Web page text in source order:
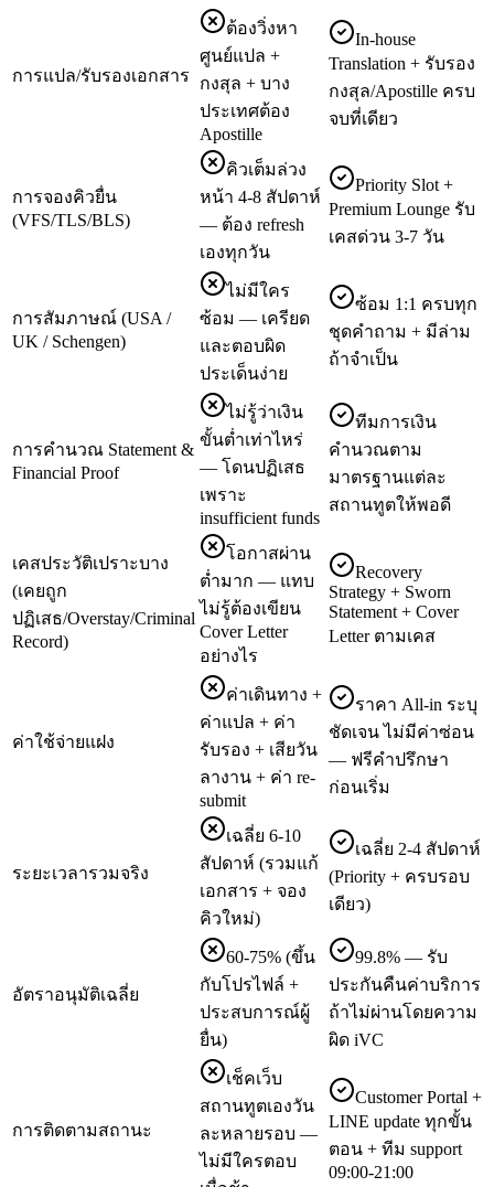
การแปล/รับรองเอกสาร
ต้องวิ่งหา
ศูนย์แปล +
กงสุล + บาง
ประเทศต้อง
Apostille
In-house
Translation + รับรอง
กงสุล/Apostille ครบ
จบที่เดียว
การจองคิวยื่น
(VFS/TLS/BLS)
คิวเต็มล่วง
หน้า 4-8 สัปดาห์
— ต้อง refresh
เองทุกวัน
Priority Slot +
Premium Lounge รับ
เคสด่วน 3-7 วัน
การสัมภาษณ์ (USA /
UK / Schengen)
ไม่มีใคร
ซ้อม — เครียด
และตอบผิด
ประเด็นง่าย
ซ้อม 1:1 ครบทุก
ชุดคำถาม + มีล่าม
ถ้าจำเป็น
การคำนวณ Statement &
Financial Proof
ไม่รู้ว่าเงิน
ขั้นต่ำเท่าไหร่
— โดนปฏิเสธ
เพราะ
insufficient funds
ทีมการเงิน
คำนวณตาม
มาตรฐานแต่ละ
สถานทูตให้พอดี
เคสประวัติเปราะบาง
(เคยถูก
ปฏิเสธ/Overstay/Criminal
Record)
โอกาสผ่าน
ต่ำมาก — แทบ
ไม่รู้ต้องเขียน
Cover Letter
อย่างไร
Recovery
Strategy + Sworn
Statement + Cover
Letter ตามเคส
ค่าใช้จ่ายแฝง
ค่าเดินทาง +
ค่าแปล + ค่า
รับรอง + เสียวัน
ลางาน + ค่า re-
submit
ราคา All-in ระบุ
ชัดเจน ไม่มีค่าซ่อน
— ฟรีคำปรึกษา
ก่อนเริ่ม
ระยะเวลารวมจริง
เฉลี่ย 6-10
สัปดาห์ (รวมแก้
เอกสาร + จอง
คิวใหม่)
เฉลี่ย 2-4 สัปดาห์
(Priority + ครบรอบ
เดียว)
อัตราอนุมัติเฉลี่ย
60-75% (ขึ้น
กับโปรไฟล์ +
ประสบการณ์ผู้
ยื่น)
99.8% — รับ
ประกันคืนค่าบริการ
ถ้าไม่ผ่านโดยความ
ผิด iVC
การติดตามสถานะ
เช็คเว็บ
สถานทูตเองวัน
ละหลายรอบ —
ไม่มีใครตอบ
Customer Portal +
LINE update ทุกขั้น
ตอน + ทีม support
09:00-21:00